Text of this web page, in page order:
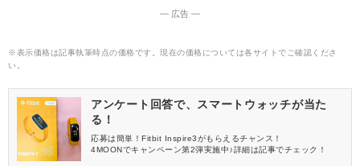
― 広告 ―
※表示価格は記事執筆時点の価格です。現在の価格については各サイトでご確認くださ
い。
アンケート回答で、スマートウォッチが当た
る！
応募は簡単！Fitbit Inspire3がもらえるチャンス！
4MOONでキャンペーン第2弾実施中♪詳細は記事でチェック！